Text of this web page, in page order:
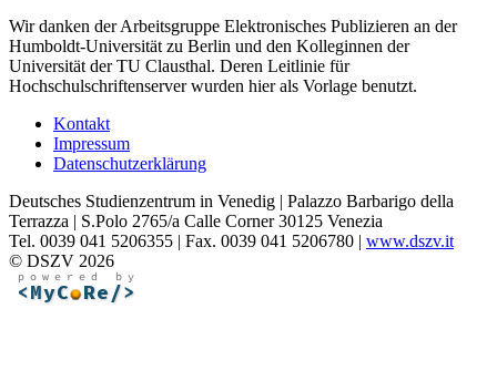
Wir danken der Arbeitsgruppe Elektronisches Publizieren an der
Humboldt-Universität zu Berlin und den Kolleginnen der
Universität der TU Clausthal. Deren Leitlinie für
Hochschulschriftenserver wurden hier als Vorlage benutzt.
Kontakt
Impressum
Datenschutzerklärung
Deutsches Studienzentrum in Venedig | Palazzo Barbarigo della
Terrazza | S.Polo 2765/a Calle Corner 30125 Venezia
Tel. 0039 041 5206355 | Fax. 0039 041 5206780 | www.dszv.it
© DSZV 2026